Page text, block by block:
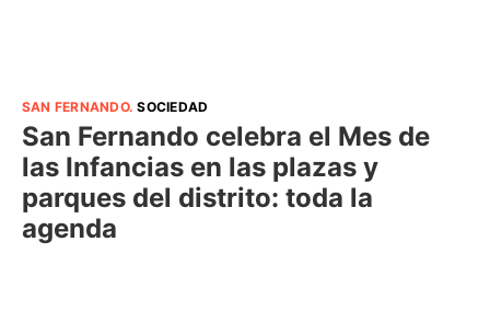
SAN FERNANDO.SOCIEDAD
San Fernando celebra el Mes de
las Infancias en las plazas y
parques del distrito: toda la
agenda